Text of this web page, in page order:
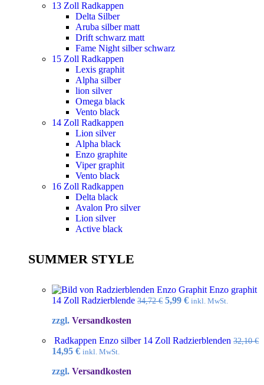
13 Zoll Radkappen
Delta Silber
Aruba silber matt
Drift schwarz matt
Fame Night silber schwarz
15 Zoll Radkappen
Lexis graphit
Alpha silber
lion silver
Omega black
Vento black
14 Zoll Radkappen
Lion silver
Alpha black
Enzo graphite
Viper graphit
Vento black
16 Zoll Radkappen
Delta black
Avalon Pro silver
Lion silver
Active black
SUMMER STYLE
Enzo graphit
14 Zoll Radzierblende 34,72€ Ursprünglicher
5,99 €Aktueller
inkl. MwSt.
zzgl. Versandkosten
Radkappen Enzo silber 14 Zoll Radzierblenden 32,10€
Ursprünglicher
war:
14,95 €Aktueller
ist:
inkl. MwSt.
zzgl. Versandkosten